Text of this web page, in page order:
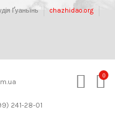
Ґуаньїнь chazhidao.org
0
241-28-01